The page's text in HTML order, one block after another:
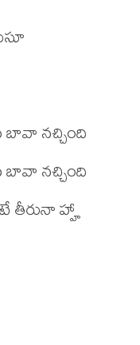
నచ్చింది
నచ్చింది
తీరునా హ్హా